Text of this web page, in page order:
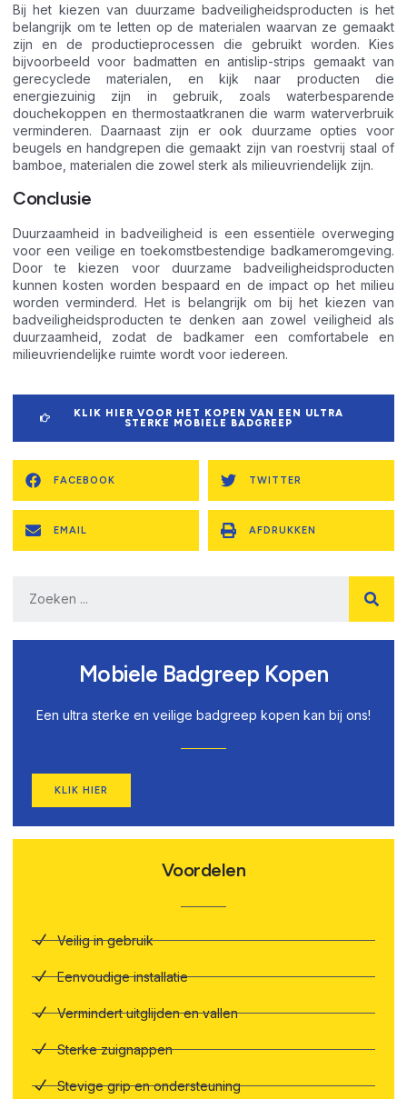
Bij het kiezen van duurzame badveiligheidsproducten is het
belangrijk om te letten op de materialen waarvan ze gemaakt
zijn en de productieprocessen die gebruikt worden. Kies
bijvoorbeeld voor badmatten en antislip-strips gemaakt van
gerecyclede materialen, en kijk naar producten die
energiezuinig zijn in gebruik, zoals waterbesparende
douchekoppen en thermostaatkranen die warm waterverbruik
verminderen. Daarnaast zijn er ook duurzame opties voor
beugels en handgrepen die gemaakt zijn van roestvrij staal of
bamboe, materialen die zowel sterk als milieuvriendelijk zijn.
Conclusie
Duurzaamheid in badveiligheid is een essentiële overweging
voor een veilige en toekomstbestendige badkameromgeving.
Door te kiezen voor duurzame badveiligheidsproducten
kunnen kosten worden bespaard en de impact op het milieu
worden verminderd. Het is belangrijk om bij het kiezen van
badveiligheidsproducten te denken aan zowel veiligheid als
duurzaamheid, zodat de badkamer een comfortabele en
milieuvriendelijke ruimte wordt voor iedereen.
KLIK HIER VOOR HET KOPEN VAN EEN ULTRA
STERKE MOBIELE BADGREEP
FACEBOOK TWITTER
EMAIL AFDRUKKEN
Mobiele Badgreep Kopen
Een ultra sterke en veilige badgreep kopen kan bij ons!
KLIK HIER
Voordelen
Veilig in gebruik
Eenvoudige installatie
Vermindert uitglijden en vallen
Sterke zuignappen
Stevige grip en ondersteuning